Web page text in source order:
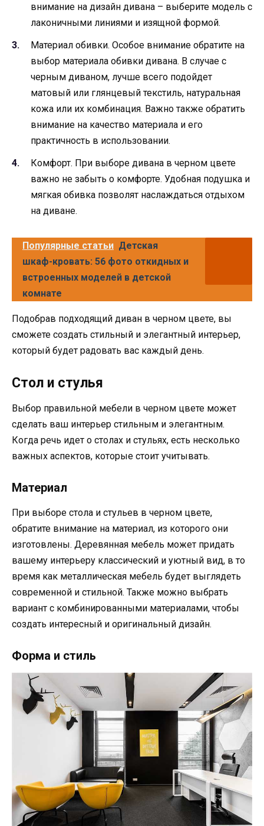
внимание на дизайн дивана – выберите модель с
лаконичными линиями и изящной формой.
Материал обивки. Особое внимание обратите на
выбор материала обивки дивана. В случае с
черным диваном, лучше всего подойдет
матовый или глянцевый текстиль, натуральная
кожа или их комбинация. Важно также обратить
внимание на качество материала и его
практичность в использовании.
Комфорт. При выборе дивана в черном цвете
важно не забыть о комфорте. Удобная подушка и
мягкая обивка позволят наслаждаться отдыхом
на диване.
Популярные статьи Детская
шкаф-кровать: 56 фото откидных и
встроенных моделей в детской
комнате
Подобрав подходящий диван в черном цвете, вы
сможете создать стильный и элегантный интерьер,
который будет радовать вас каждый день.
Стол и стулья
Выбор правильной мебели в черном цвете может
сделать ваш интерьер стильным и элегантным.
Когда речь идет о столах и стульях, есть несколько
важных аспектов, которые стоит учитывать.
Материал
При выборе стола и стульев в черном цвете,
обратите внимание на материал, из которого они
изготовлены. Деревянная мебель может придать
вашему интерьеру классический и уютный вид, в то
время как металлическая мебель будет выглядеть
современной и стильной. Также можно выбрать
вариант с комбинированными материалами, чтобы
создать интересный и оригинальный дизайн.
Форма и стиль